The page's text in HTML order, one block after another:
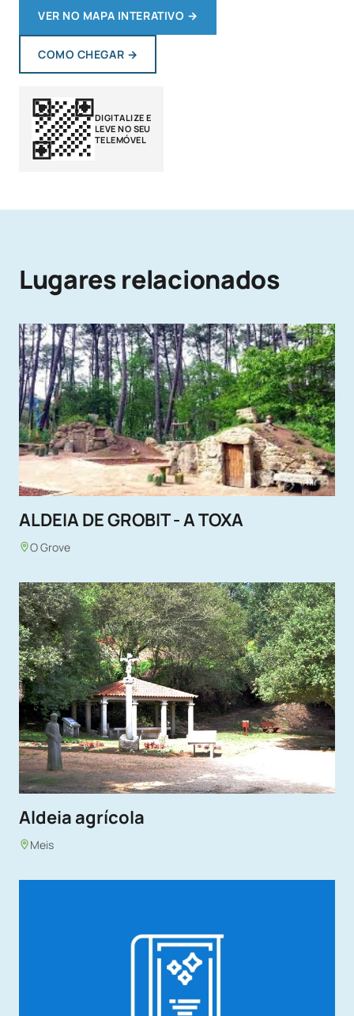
VER NO MAPA INTERATIVO →
COMO CHEGAR →
DIGITALIZE E
LEVE NO SEU
TELEMÓVEL
Lugares relacionados
ALDEIA DE GROBIT - A TOXA
O Grove
Aldeia agrícola
Meis